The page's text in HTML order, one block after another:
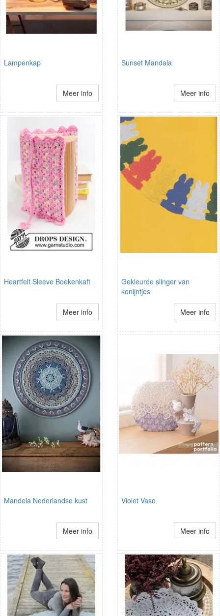
Lampenkap
Meer info
Sunset Mandala
Meer info
Heartfelt Sleeve Boekenkaft
Meer info
Gekleurde slinger van
konijntjes
Meer info
Mandela Nederlandse kust
Meer info
Violet Vase
Meer info